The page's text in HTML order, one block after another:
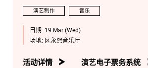
演艺制作 音乐
日期: 19 Mar (Wed)
场地: 区永熙音乐厅
活动详情 演艺电子票务系统